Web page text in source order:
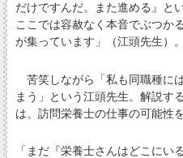
だけですんだ。また進める』と
ここでは容赦なく本音でぶつか
が集っています」（江頭先生）。
苦笑しながら「私も同職種に
まう」という江頭先生。解説す
は、訪問栄養士の仕事の可能性
「まだ『栄養士さんはどこに